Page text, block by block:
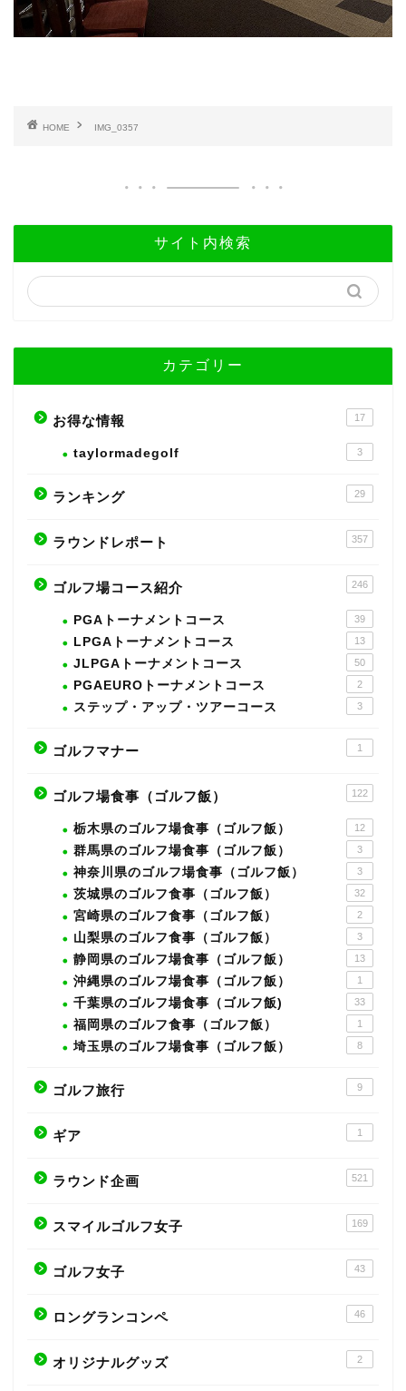
HOME IMG_0357
サイト内検索
カテゴリー
お得な情報 17
taylormadegolf 3
ランキング 29
ラウンドレポート 357
ゴルフ場コース紹介 246
PGAトーナメントコース 39
LPGAトーナメントコース 13
JLPGAトーナメントコース 50
PGAEUROトーナメントコース 2
ステップ・アップ・ツアーコース 3
ゴルフマナー 1
ゴルフ場食事（ゴルフ飯） 122
栃木県のゴルフ場食事（ゴルフ飯） 12
群馬県のゴルフ場食事（ゴルフ飯） 3
神奈川県のゴルフ場食事（ゴルフ飯） 3
茨城県のゴルフ食事（ゴルフ飯） 32
宮崎県のゴルフ食事（ゴルフ飯） 2
山梨県のゴルフ食事（ゴルフ飯） 3
静岡県のゴルフ場食事（ゴルフ飯） 13
沖縄県のゴルフ場食事（ゴルフ飯） 1
千葉県のゴルフ場食事（ゴルフ飯) 33
福岡県のゴルフ食事（ゴルフ飯） 1
埼玉県のゴルフ場食事（ゴルフ飯） 8
ゴルフ旅行 9
ギア 1
ラウンド企画 521
スマイルゴルフ女子 169
ゴルフ女子 43
ロングランコンペ 46
オリジナルグッズ 2